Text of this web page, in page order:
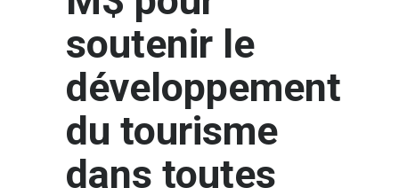
soutenir le
développement
du tourisme
dans toutes